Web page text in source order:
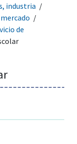
industria
de